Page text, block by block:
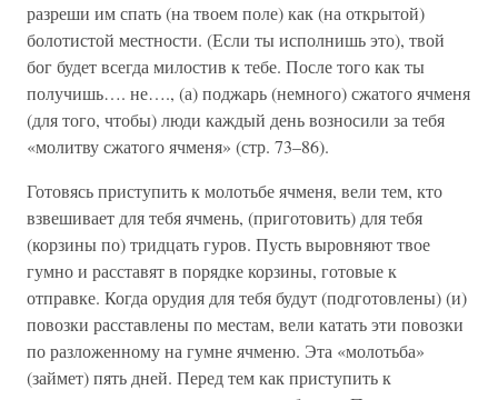
разреши им спать (на твоем поле) как (на открытой)
болотистой местности. (Если ты исполнишь это), твой
бог будет всегда милостив к тебе. После того как ты
получишь…. не…., (а) поджарь (немного) сжатого ячменя
(для того, чтобы) люди каждый день возносили за тебя
«молитву сжатого ячменя» (стр. 73–86).
Готовясь приступить к молотьбе ячменя, вели тем, кто
взвешивает для тебя ячмень, (приготовить) для тебя
(корзины по) тридцать гуров. Пусть выровняют твое
гумно и расставят в порядке корзины, готовые к
отправке. Когда орудия для тебя будут (подготовлены) (и)
повозки расставлены по местам, вели катать эти повозки
по разложенному на гумне ячменю. Эта «молотьба»
(займет) пять дней. Перед тем как приступить к